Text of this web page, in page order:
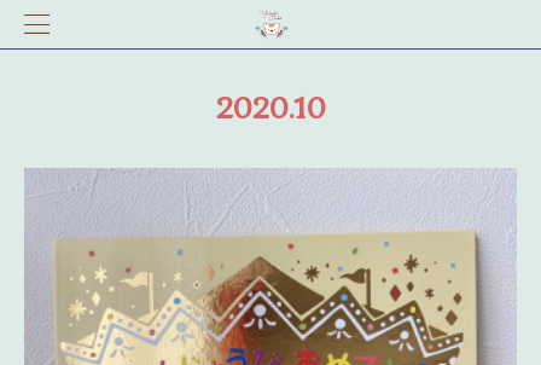
2020.10